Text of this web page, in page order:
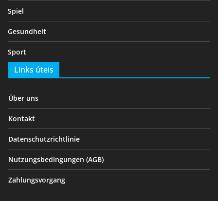
Spiel
Gesundheit
Sport
Links úteis
Über uns
Kontakt
Datenschutzrichtlinie
Nutzungsbedingungen (AGB)
Zahlungsvorgang